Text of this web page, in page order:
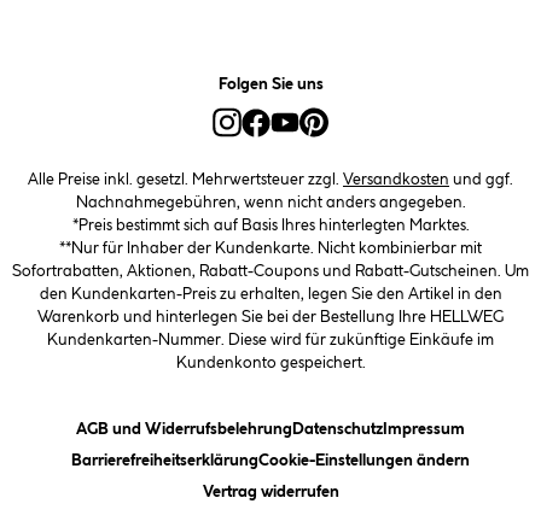
Folgen Sie uns
Alle Preise inkl. gesetzl. Mehrwertsteuer zzgl. Versandkosten und ggf.
Nachnahmegebühren, wenn nicht anders angegeben.
*Preis bestimmt sich auf Basis Ihres hinterlegten Marktes.
**Nur für Inhaber der Kundenkarte. Nicht kombinierbar mit
Sofortrabatten, Aktionen, Rabatt-Coupons und Rabatt-Gutscheinen. Um
den Kundenkarten-Preis zu erhalten, legen Sie den Artikel in den
Warenkorb und hinterlegen Sie bei der Bestellung Ihre HELLWEG
Kundenkarten-Nummer. Diese wird für zukünftige Einkäufe im
Kundenkonto gespeichert.
AGB und Widerrufsbelehrung (öffnet ein Dialogfeld)
Datenschutz(öffnet ein Dialogfeld)
Impressum
Barrierefreiheitserklärung(öffnet ein Dialogfeld)
Cookie-Einstellungen ändern(öffnet
Vertrag widerrufen